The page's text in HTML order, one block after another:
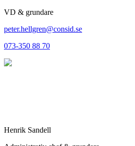
VD & grundare
peter.hellgren@consid.se
073-350 88 70
Henrik Sandell